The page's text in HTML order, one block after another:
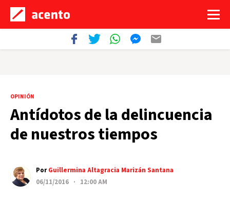
OPINIÓN
Antídotos de la delincuencia
de nuestros tiempos
PorGuillermina Altagracia Marizán Santana
06/11/2016 · 12:00 AM